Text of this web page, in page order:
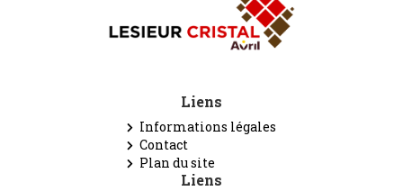
Liens
Informations légales
Contact
Plan du site
Liens